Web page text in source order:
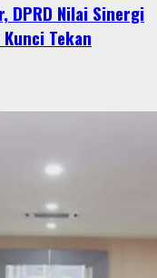
DPRD Nilai Sinergi
Tekan